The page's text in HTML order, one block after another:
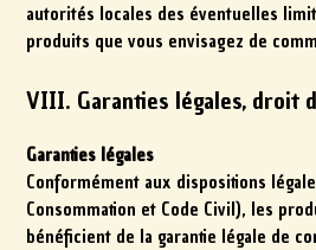
autorités locales des éventuelles
produits que vous envisagez de
VIII. Garanties légales, droit
Garanties légales
Conformément aux dispositions
Consommation et Code Civil), les
bénéficient de la garantie légale de